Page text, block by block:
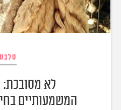
סלבס
המשמעותיים